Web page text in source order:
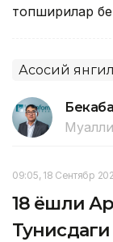
топшириқлар
Асосий
09:05, 18 Сентябр
18 ёшли